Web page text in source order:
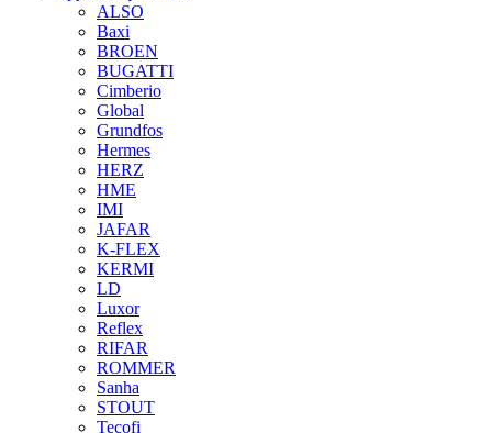
ALSO
Baxi
BROEN
BUGATTI
Cimberio
Global
Grundfos
Hermes
HERZ
HME
IMI
JAFAR
K-FLEX
KERMI
LD
Luxor
Reflex
RIFAR
ROMMER
Sanha
STOUT
Tecofi